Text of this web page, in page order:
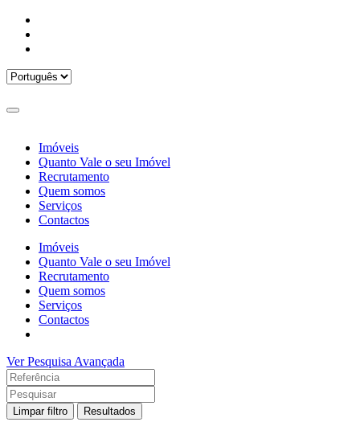
Imóveis
Quanto Vale o seu Imóvel
Recrutamento
Quem somos
Serviços
Contactos
Imóveis
Quanto Vale o seu Imóvel
Recrutamento
Quem somos
Serviços
Contactos
Ver Pesquisa Avançada
Limpar filtro Resultados